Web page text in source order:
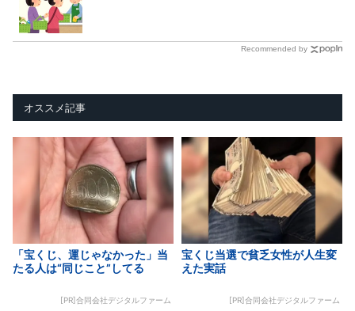
Recommended by
オススメ記事
「宝くじ、運じゃなかった」当
たる人は“同じこと”してる
[PR]合同会社デジタルファーム
宝くじ当選で貧乏女性が人生変
えた実話
[PR]合同会社デジタルファーム